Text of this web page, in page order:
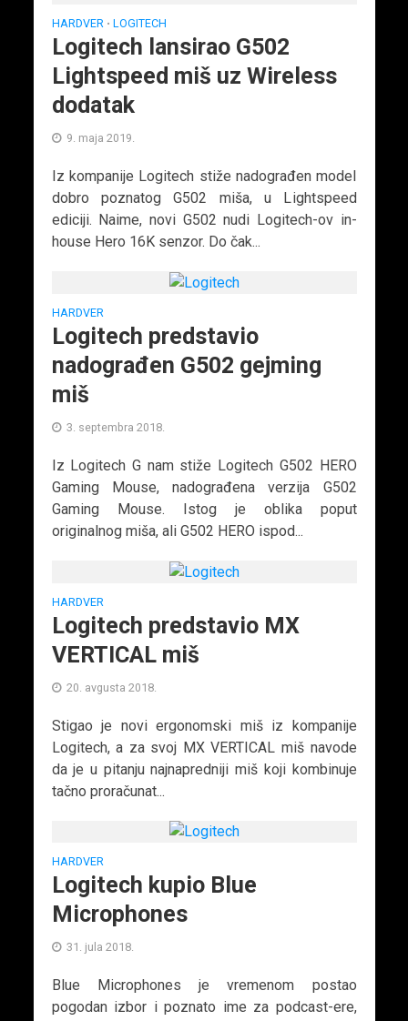
HARDVER • LOGITECH
Logitech lansirao G502
Lightspeed miš uz Wireless
dodatak
9. maja 2019.
Iz kompanije Logitech stiže nadograđen model
dobro poznatog G502 miša, u Lightspeed
ediciji. Naime, novi G502 nudi Logitech-ov in-
house Hero 16K senzor. Do čak...
HARDVER
Logitech predstavio
nadograđen G502 gejming
miš
3. septembra 2018.
Iz Logitech G nam stiže Logitech G502 HERO
Gaming Mouse, nadograđena verzija G502
Gaming Mouse. Istog je oblika poput
originalnog miša, ali G502 HERO ispod...
HARDVER
Logitech predstavio MX
VERTICAL miš
20. avgusta 2018.
Stigao je novi ergonomski miš iz kompanije
Logitech, a za svoj MX VERTICAL miš navode
da je u pitanju najnapredniji miš koji kombinuje
tačno proračunat...
HARDVER
Logitech kupio Blue
Microphones
31. jula 2018.
Blue Microphones je vremenom postao
pogodan izbor i poznato ime za podcast-ere,